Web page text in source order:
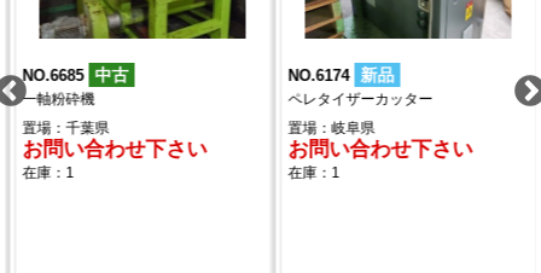
NO.6174 新品
ペレタイザーカッター
置場：岐阜県
お問い合わせ下さい
在庫：1
NO.6140 中古
100ミリ押出機 竹野鉄工製
置場：岐阜県
お問い合わせ下さい
在庫：1